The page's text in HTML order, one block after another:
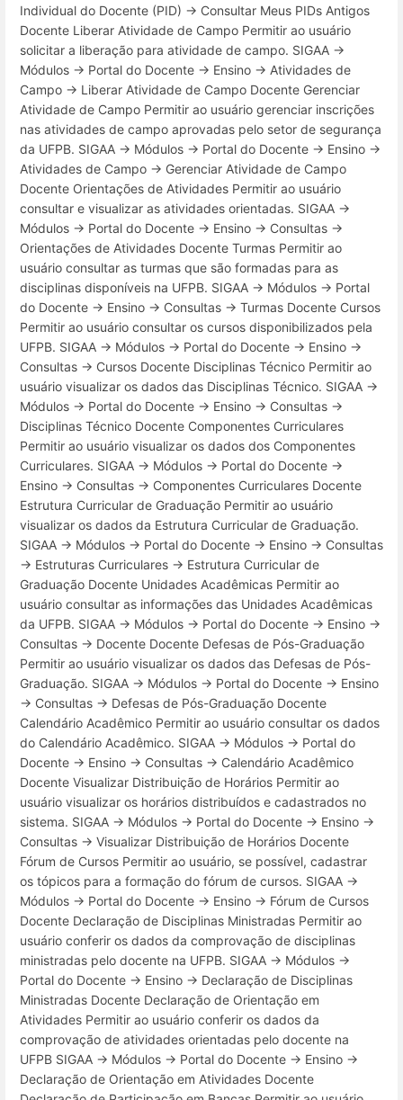
Individual do Docente (PID) → Consultar Meus PIDs Antigos
Docente Liberar Atividade de Campo Permitir ao usuário
solicitar a liberação para atividade de campo. SIGAA →
Módulos → Portal do Docente → Ensino → Atividades de
Campo → Liberar Atividade de Campo Docente Gerenciar
Atividade de Campo Permitir ao usuário gerenciar inscrições
nas atividades de campo aprovadas pelo setor de segurança
da UFPB. SIGAA → Módulos → Portal do Docente → Ensino →
Atividades de Campo → Gerenciar Atividade de Campo
Docente Orientações de Atividades Permitir ao usuário
consultar e visualizar as atividades orientadas. SIGAA →
Módulos → Portal do Docente → Ensino → Consultas →
Orientações de Atividades Docente Turmas Permitir ao
usuário consultar as turmas que são formadas para as
disciplinas disponíveis na UFPB. SIGAA → Módulos → Portal
do Docente → Ensino → Consultas → Turmas Docente Cursos
Permitir ao usuário consultar os cursos disponibilizados pela
UFPB. SIGAA → Módulos → Portal do Docente → Ensino →
Consultas → Cursos Docente Disciplinas Técnico Permitir ao
usuário visualizar os dados das Disciplinas Técnico. SIGAA →
Módulos → Portal do Docente → Ensino → Consultas →
Disciplinas Técnico Docente Componentes Curriculares
Permitir ao usuário visualizar os dados dos Componentes
Curriculares. SIGAA → Módulos → Portal do Docente →
Ensino → Consultas → Componentes Curriculares Docente
Estrutura Curricular de Graduação Permitir ao usuário
visualizar os dados da Estrutura Curricular de Graduação.
SIGAA → Módulos → Portal do Docente → Ensino → Consultas
→ Estruturas Curriculares → Estrutura Curricular de
Graduação Docente Unidades Acadêmicas Permitir ao
usuário consultar as informações das Unidades Acadêmicas
da UFPB. SIGAA → Módulos → Portal do Docente → Ensino →
Consultas → Docente Docente Defesas de Pós-Graduação
Permitir ao usuário visualizar os dados das Defesas de Pós-
Graduação. SIGAA → Módulos → Portal do Docente → Ensino
→ Consultas → Defesas de Pós-Graduação Docente
Calendário Acadêmico Permitir ao usuário consultar os dados
do Calendário Acadêmico. SIGAA → Módulos → Portal do
Docente → Ensino → Consultas → Calendário Acadêmico
Docente Visualizar Distribuição de Horários Permitir ao
usuário visualizar os horários distribuídos e cadastrados no
sistema. SIGAA → Módulos → Portal do Docente → Ensino →
Consultas → Visualizar Distribuição de Horários Docente
Fórum de Cursos Permitir ao usuário, se possível, cadastrar
os tópicos para a formação do fórum de cursos. SIGAA →
Módulos → Portal do Docente → Ensino → Fórum de Cursos
Docente Declaração de Disciplinas Ministradas Permitir ao
usuário conferir os dados da comprovação de disciplinas
ministradas pelo docente na UFPB. SIGAA → Módulos →
Portal do Docente → Ensino → Declaração de Disciplinas
Ministradas Docente Declaração de Orientação em
Atividades Permitir ao usuário conferir os dados da
comprovação de atividades orientadas pelo docente na
UFPB SIGAA → Módulos → Portal do Docente → Ensino →
Declaração de Orientação em Atividades Docente